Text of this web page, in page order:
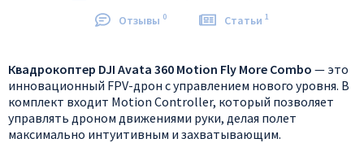
Отзывы 0 Статьи 1
Квадрокоптер DJI Avata 360 Motion Fly More Combo — это
инновационный FPV-дрон с управлением нового уровня. В
комплект входит Motion Controller, который позволяет
управлять дроном движениями руки, делая полет
максимально интуитивным и захватывающим.